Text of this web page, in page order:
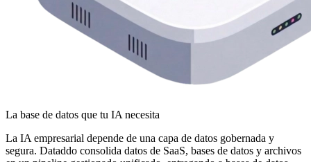
La base de datos que tu IA necesita
La IA empresarial depende de una capa de datos gobernada y
segura. Dataddo consolida datos de SaaS, bases de datos y archivos